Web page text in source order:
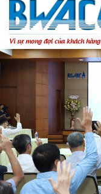
Vì sự mong đợi của khách hàng